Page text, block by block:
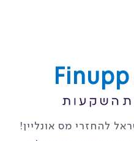
Finupp
להחזרי מס אונליין!